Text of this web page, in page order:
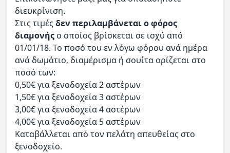
διευκρίνιση.
Στις τιμέςδεν περιλαμβάνεται ο φόρος
διαμονής ο οποίος βρίσκεται σε ισχύ από
01/01/18. Το ποσό του εν λόγω φόρου ανά ημέρα
ανά δωμάτιο, διαμέρισμα ή σουίτα ορίζεται στο
ποσό των:
0,50€ για ξενοδοχεία 2 αστέρων
1,50€ για ξενοδοχεία 3 αστέρων
3,00€ για ξενοδοχεία 4 αστέρων
4,00€ για ξενοδοχεία 5 αστέρων
Καταβάλλεται από τον πελάτη απευθείας στο
ξενοδοχείο.